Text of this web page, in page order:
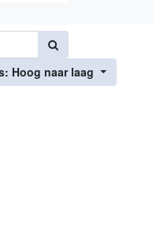
Hoog naar laag